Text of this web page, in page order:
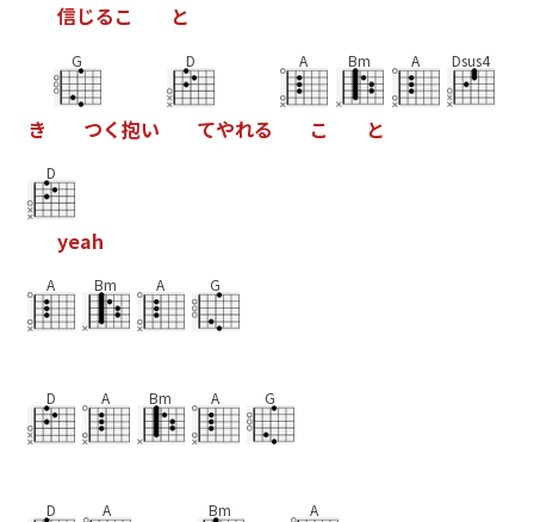
信じるこ と
き
G
つく抱い
D
てやれる
A
こ
Bm
と
A Dsus4
D
yeah
A Bm A G
D A Bm A G
D A Bm A